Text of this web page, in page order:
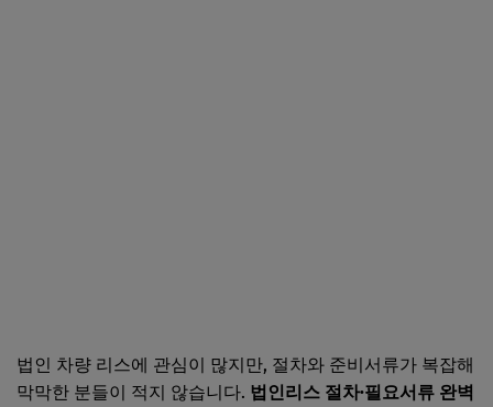
법인 차량 리스에 관심이 많지만, 절차와 준비서류가 복잡해
막막한 분들이 적지 않습니다. 법인리스 절차·필요서류 완벽